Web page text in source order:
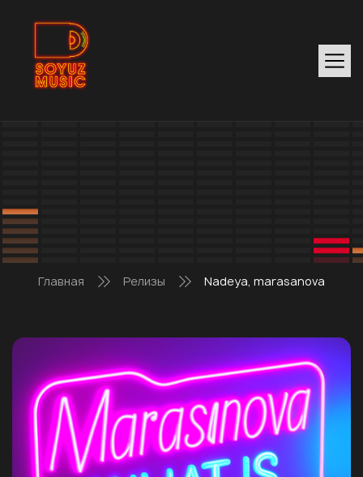
Главная Релизы Nadeya, marasanova